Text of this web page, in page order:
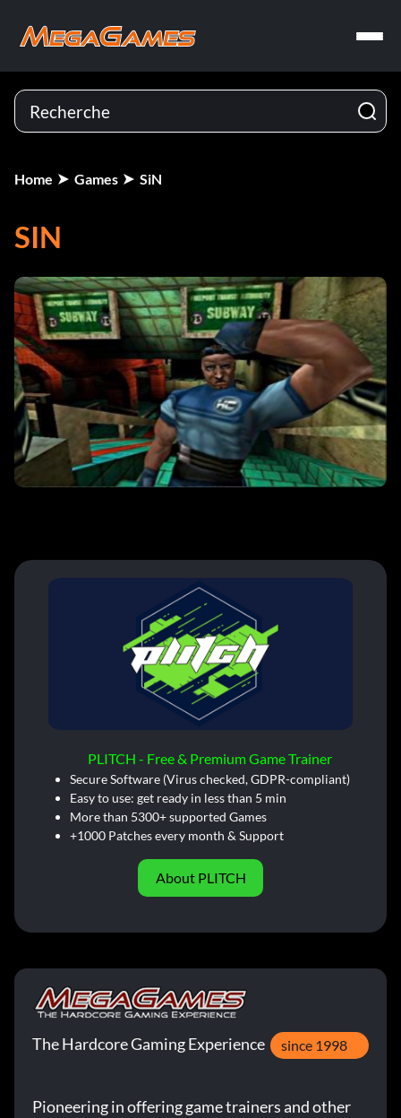
Home Games SiN
SIN
PLITCH - Free & Premium Game Trainer
Secure Software (Virus checked, GDPR-compliant)
Easy to use: get ready in less than 5 min
More than 5300+ supported Games
+1000 Patches every month & Support
About PLITCH
The Hardcore Gaming Experience since 1998
Pioneering in offering game trainers and other